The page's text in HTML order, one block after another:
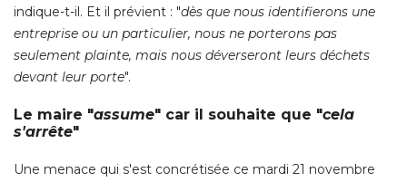
indique-t-il. Et il prévient : "dès que nous identifierons une
entreprise ou un particulier, nous ne porterons pas
seulement plainte, mais nous déverseront leurs déchets
devant leur porte".
Le maire "assume" car il souhaite que "cela
s'arrête"
Une menace qui s'est concrétisée ce mardi 21 novembre